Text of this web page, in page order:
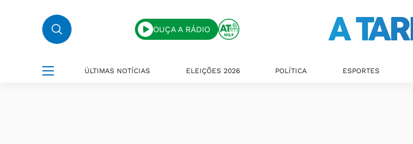
OUÇA A RÁDIO
ÚLTIMAS NOTÍCIAS ELEIÇÕES 2026 POLÍTICA ESPORTES